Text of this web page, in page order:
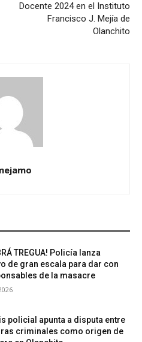
Docente 2024 en el Instituto
Francisco J. Mejía de
Olanchito
TREGUA! Policía lanza
de gran escala para dar con
de la masacre
policial apunta a disputa entre
criminales como origen de